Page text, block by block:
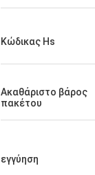
Κώδικας Hs
Ακαθάριστο βάρος
πακέτου
εγγύηση